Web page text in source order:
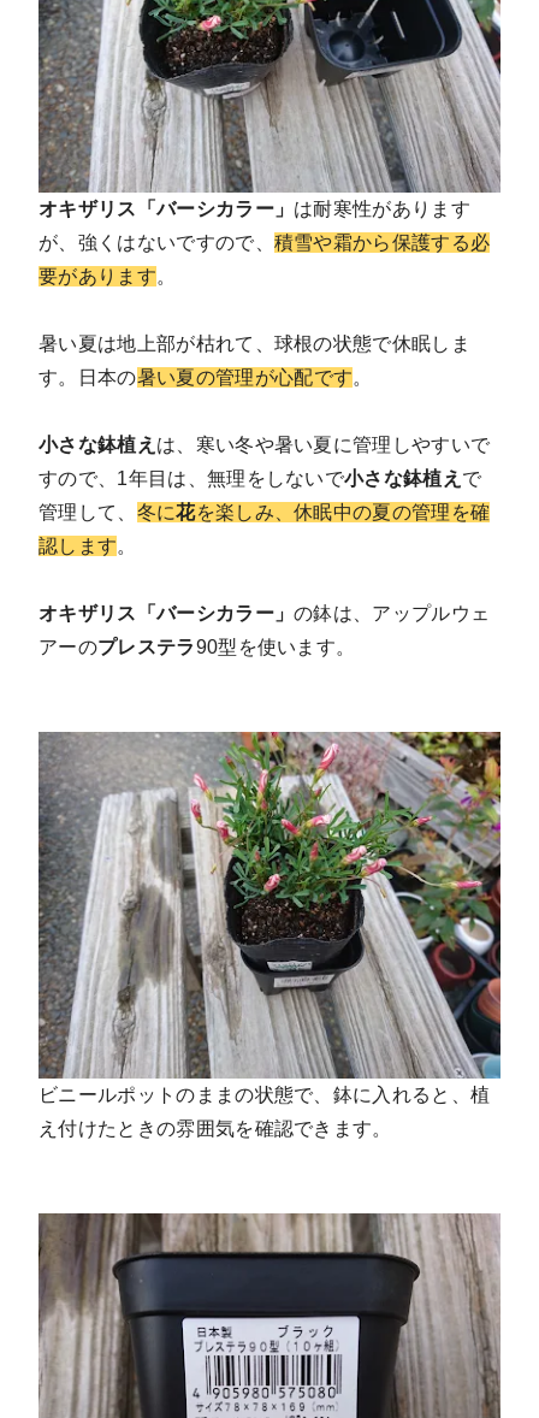
オキザリス「バーシカラー」 は耐寒性があります
が、強くはないですので、 積雪や霜から保護する必
要があります。
暑い夏は地上部が枯れて、球根の状態で休眠しま
す。日本の暑い夏の管理が心配です。
小さな鉢植え は、寒い冬や暑い夏に管理しやすいで
すので、1年目は、無理をしないで小さな鉢植え で
管理して、 冬に花を楽しみ、休眠中の夏の管理を確
認します。
オキザリス「バーシカラー」の鉢は、アップルウェ
アーのプレステラ90型を使います。
ビニールポットのままの状態で、鉢に入れると、植
え付けたときの雰囲気を確認できます。